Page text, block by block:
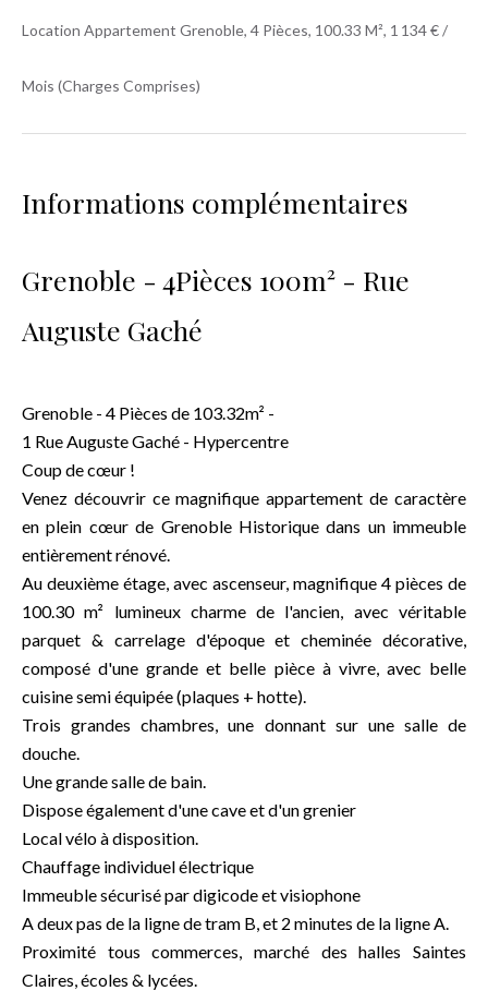
Location Appartement Grenoble, 4 Pièces, 100.33 M², 1 134 € /
Mois (Charges Comprises)
Informations complémentaires
Grenoble - 4Pièces 100m² - Rue
Auguste Gaché
Grenoble - 4 Pièces de 103.32m² -
1 Rue Auguste Gaché - Hypercentre
Coup de cœur !
Venez découvrir ce magnifique appartement de caractère
en plein cœur de Grenoble Historique dans un immeuble
entièrement rénové.
Au deuxième étage, avec ascenseur, magnifique 4 pièces de
100.30 m² lumineux charme de l'ancien, avec véritable
parquet & carrelage d'époque et cheminée décorative,
composé d'une grande et belle pièce à vivre, avec belle
cuisine semi équipée (plaques + hotte).
Trois grandes chambres, une donnant sur une salle de
douche.
Une grande salle de bain.
Dispose également d'une cave et d'un grenier
Local vélo à disposition.
Chauffage individuel électrique
Immeuble sécurisé par digicode et visiophone
A deux pas de la ligne de tram B, et 2 minutes de la ligne A.
Proximité tous commerces, marché des halles Saintes
Claires, écoles & lycées.